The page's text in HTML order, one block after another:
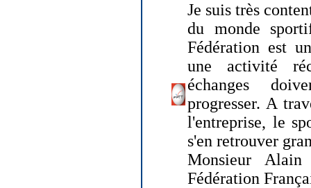
Je suis très
du monde
Fédération est
une activité
échanges
progresser. A
l'entreprise, le
s'en retrouver
Monsieur
Fédération